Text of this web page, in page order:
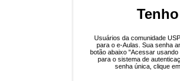
Usuários da comunidade
para o e-Aulas. Sua senha
botão abaixo "Acessar
para o sistema de
senha única, clique